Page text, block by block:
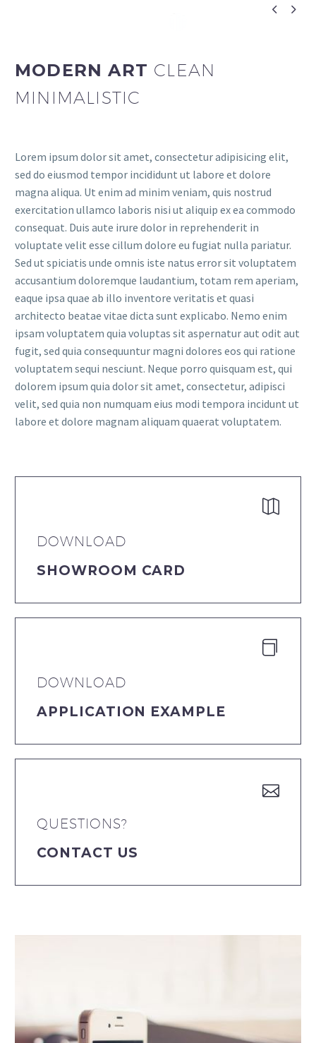
 
MODERN ART CLEAN
MINIMALISTIC
Lorem ipsum dolor sit amet, consectetur adipisicing elit,
sed do eiusmod tempor incididunt ut labore et dolore
magna aliqua. Ut enim ad minim veniam, quis nostrud
exercitation ullamco laboris nisi ut aliquip ex ea commodo
consequat. Duis aute irure dolor in reprehenderit in
voluptate velit esse cillum dolore eu fugiat nulla pariatur.
Sed ut spiciatis unde omnis iste natus error sit voluptatem
accusantium doloremque laudantium, totam rem aperiam,
eaque ipsa quae ab illo inventore veritatis et quasi
architecto beatae vitae dicta sunt explicabo. Nemo enim
ipsam voluptatem quia voluptas sit aspernatur aut odit aut
fugit, sed quia consequuntur magni dolores eos qui ratione
voluptatem sequi nesciunt. Neque porro quisquam est, qui
dolorem ipsum quia dolor sit amet, consectetur, adipisci
velit, sed quia non numquam eius modi tempora incidunt ut
labore et dolore magnam aliquam quaerat voluptatem.
DOWNLOAD
SHOWROOM CARD
DOWNLOAD
APPLICATION EXAMPLE
QUESTIONS?
CONTACT US